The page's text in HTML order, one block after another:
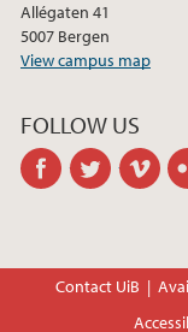
Allégaten 41
5007 Bergen
View campus map
FOLLOW US
facebooktwitter
Contact UiB